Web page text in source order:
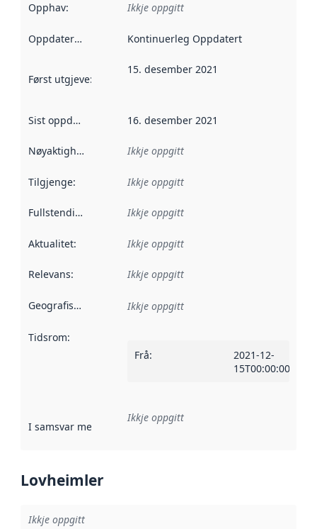
Opphav: Ikkje oppgitt
Oppdateringsfrekvens :
Kontinuerleg Oppdatert
Først utgjeve:
15. desember 2021
Sist oppdatert 16. desember 2021
Nøyaktigheit Ikkje oppgitt
Tilgjenge: Ikkje oppgitt
Fullstendigheit Ikkje oppgitt
Aktualitet: Ikkje oppgitt
Relevans: Ikkje oppgitt
Geografisk område Ikkje oppgitt
Tidsrom:
Frå:
2021-12-
15T00:00:00Z
I samsvar med Referanse til ei implementeringsregel eller
Ikkje oppgitt
Lovheimler
Ikkje oppgitt